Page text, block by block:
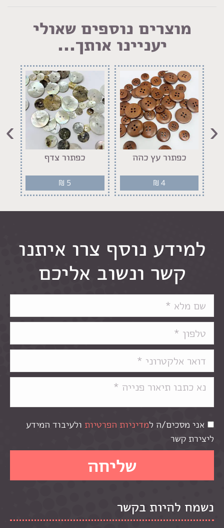
מוצרים נוספים שאולי
יעניינו אותך...
כפתור עץ כהה
₪ 4
כפתור צדף
₪ 5
‹
›
למידע נוסף צרו איתנו
קשר ונשוב אליכם
אני מסכים/ה למדיניות הפרטיות ולעיבוד המידע
ליצירת קשר
נשמח להיות בקשר